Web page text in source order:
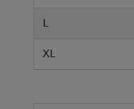
L
XL